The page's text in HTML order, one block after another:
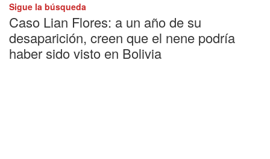
Sigue la búsqueda
Caso Lian Flores: a un año de su
desaparición, creen que el nene podría
haber sido visto en Bolivia